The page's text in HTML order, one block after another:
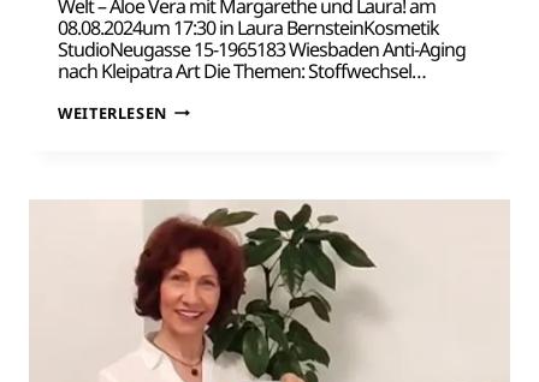
Welt – Aloe Vera mit Margarethe und Laura! am
08.08.2024um 17:30 in Laura BernsteinKosmetik
StudioNeugasse 15-1965183 Wiesbaden Anti-Aging
nach Kleipatra Art Die Themen: Stoffwechsel…
WEITERLESEN ANTI-